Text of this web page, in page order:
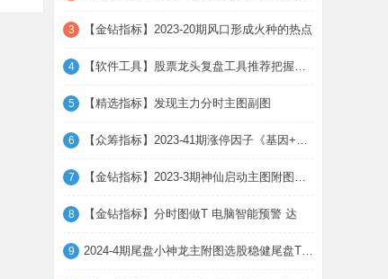
3 【金钻指标】2023-20期风口形成火种的热点
4 【软件工具】股票龙头复盘工具推荐把握主线
5 【精选指标】发现主力分时主图副图
6 【众筹指标】2023-41期涨停因子《基因+因子
7 【金钻指标】2023-3期神仙启动主图附图选股
8 【金钻指标】分时图做T 电脑智能预警 达
9 2024-4期尾盘小神龙主附图选股稳健尾盘T+1